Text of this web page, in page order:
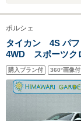
ポルシェ
タイカン 4S パフ
4WD スポーツク
ンド/20インチアル
カメラ/パワーバッ
購入プラン付 360°画像付